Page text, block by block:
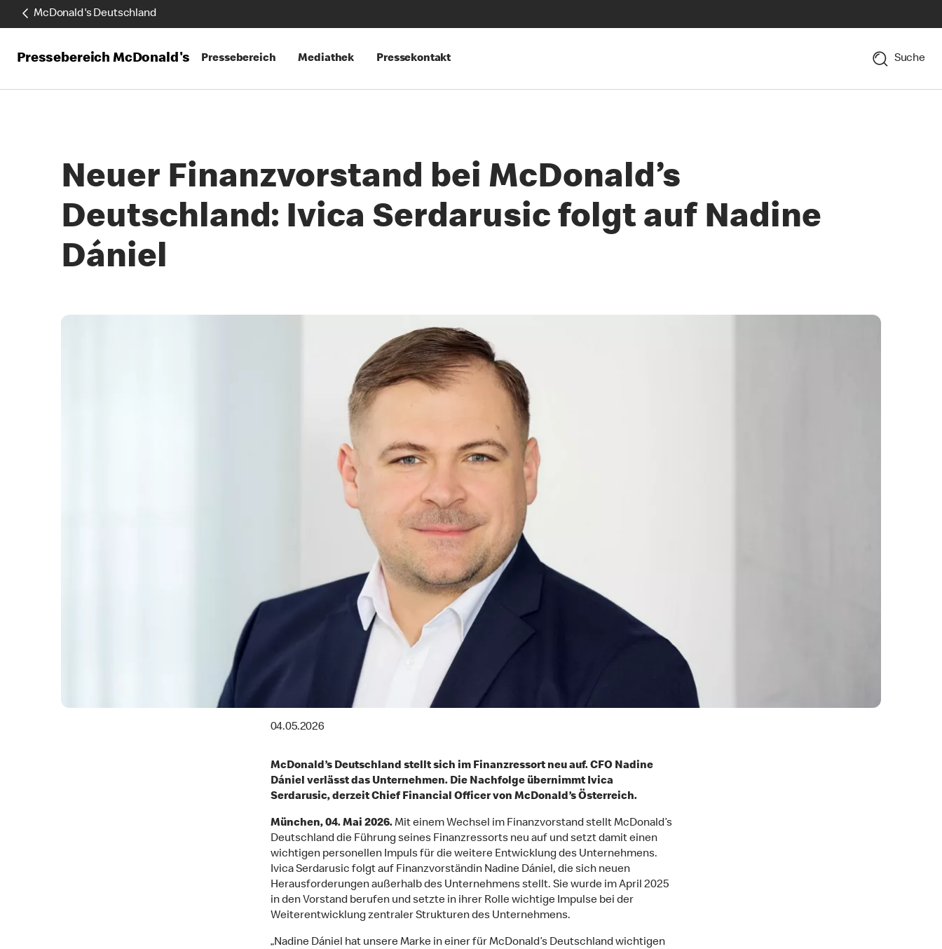
McDonald's Deutschland
Pressebereich McDonald's Pressebereich Mediathek Pressekontakt Suche
Neuer Finanzvorstand bei McDonald’s
Deutschland: Ivica Serdarusic folgt auf Nadine
Dániel
04.05.2026
McDonald’s Deutschland stellt sich im Finanzressort neu auf. CFO Nadine
Dániel verlässt das Unternehmen. Die Nachfolge übernimmt Ivica
Serdarusic, derzeit Chief Financial Officer von McDonald’s Österreich.
München, 04. Mai 2026.Mit einem Wechsel im Finanzvorstand stellt McDonald’s
Deutschland die Führung seines Finanzressorts neu auf und setzt damit einen
wichtigen personellen Impuls für die weitere Entwicklung des Unternehmens.
Ivica Serdarusic folgt auf Finanzvorständin Nadine Dániel, die sich neuen
Herausforderungen außerhalb des Unternehmens stellt. Sie wurde im April 2025
in den Vorstand berufen und setzte in ihrer Rolle wichtige Impulse bei der
Weiterentwicklung zentraler Strukturen des Unternehmens.
„Nadine Dániel hat unsere Marke in einer für McDonald’s Deutschland wichtigen